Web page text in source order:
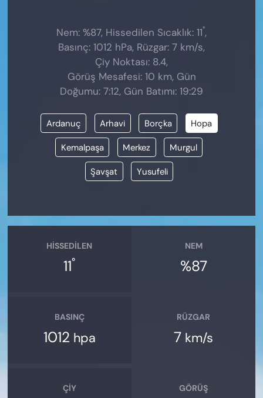
Nem: %87, Hissedilen Sıcaklık: 11°,
Basınç: 1012 hPa, Rüzgar: 7 km/s,
Çiy Noktası: 8.4,
Görüş Mesafesi: 10 km, Gün
Doğumu: 7:12, Gün Batımı: 19:29
Ardanuç Arhavi Borçka Hopa
Kemalpaşa Merkez Murgul
Şavşat Yusufeli
HISSEDILEN
11°
NEM
%87
BASINÇ
1012 hpa
RÜZGAR
7 km/s
ÇIY GÖRÜŞ